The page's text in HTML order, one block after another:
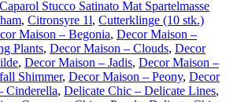
Caparol Stucco Satinato Mat Spartelmasse
, Citronsyre 1l, Cutterklinge (10 stk.)
Maison – Begonia, Decor Maison –
Plants, Decor Maison – Clouds, Decor
, Decor Maison – Jadis, Decor Maison –
Shimmer, Decor Maison – Peony, Decor
Cinderella, Delicate Chic – Delicate Lines,